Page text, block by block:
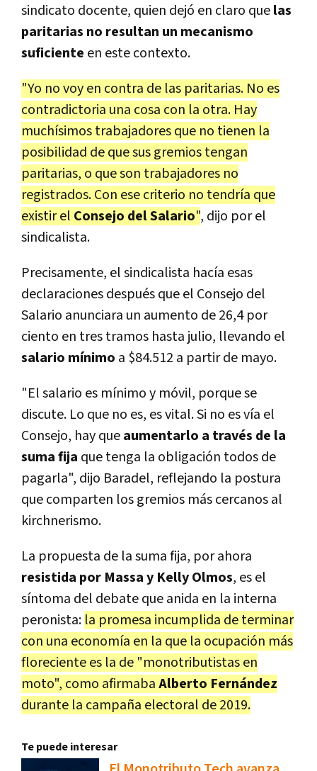
sindicato docente, quien dejó en claro quelas
paritarias no resultan un mecanismo
suficiente en este contexto.
"Yo no voy en contra de las paritarias. No es
contradictoria una cosa con la otra. Hay
muchísimos trabajadores que no tienen la
posibilidad de que sus gremios tengan
paritarias, o que son trabajadores no
registrados. Con ese criterio no tendría que
existir el Consejo del Salario", dijo por el
sindicalista.
Precisamente, el sindicalista hacía esas
declaraciones después que el Consejo del
Salario anunciara un aumento de 26,4 por
ciento en tres tramos hasta julio, llevando el
salario mínimo a $84.512 a partir de mayo.
"El salario es mínimo y móvil, porque se
discute. Lo que no es, es vital. Si no es vía el
Consejo, hay queaumentarlo a través de la
suma fija que tenga la obligación todos de
pagarla", dijo Baradel, reflejando la postura
que comparten los gremios más cercanos al
kirchnerismo.
La propuesta de la suma fija, por ahora
resistida por Massa y Kelly Olmos, es el
síntoma del debate que anida en la interna
peronista: la promesa incumplida de terminar
con una economía en la que la ocupación más
floreciente es la de "monotributistas en
moto", como afirmabaAlberto Fernández
durante la campaña electoral de 2019.
Te puede interesar